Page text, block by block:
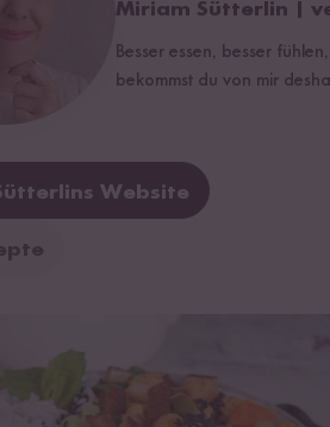
Miriam Sütterlin |
Besser essen, besser
bekommst du von mir
Website